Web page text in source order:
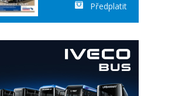
Předplatit